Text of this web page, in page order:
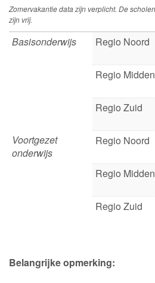
Zomervakantie data zijn verplicht. De
zijn vrij.
Basisonderwijs Regio Noord
Regio Midden
Regio Zuid
Voortgezet
onderwijs
Regio Noord
Regio Midden
Regio Zuid
Belangrijke opmerking: